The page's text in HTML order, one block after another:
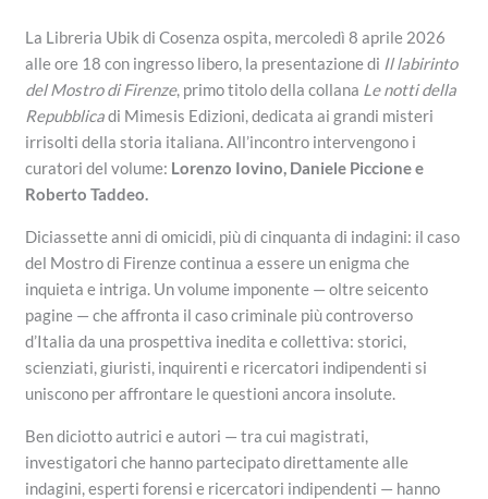
La Libreria Ubik di Cosenza ospita, mercoledì 8 aprile 2026
alle ore 18 con ingresso libero, la presentazione di Il labirinto
del Mostro di Firenze, primo titolo della collana Le notti della
Repubblicadi Mimesis Edizioni, dedicata ai grandi misteri
irrisolti della storia italiana. All’incontro intervengono i
curatori del volume: Lorenzo Iovino, Daniele Piccione e
Roberto Taddeo.
Diciassette anni di omicidi, più di cinquanta di indagini: il caso
del Mostro di Firenze continua a essere un enigma che
inquieta e intriga. Un volume imponente — oltre seicento
pagine — che affronta il caso criminale più controverso
d’Italia da una prospettiva inedita e collettiva: storici,
scienziati, giuristi, inquirenti e ricercatori indipendenti si
uniscono per affrontare le questioni ancora insolute.
Ben diciotto autrici e autori — tra cui magistrati,
investigatori che hanno partecipato direttamente alle
indagini, esperti forensi e ricercatori indipendenti — hanno